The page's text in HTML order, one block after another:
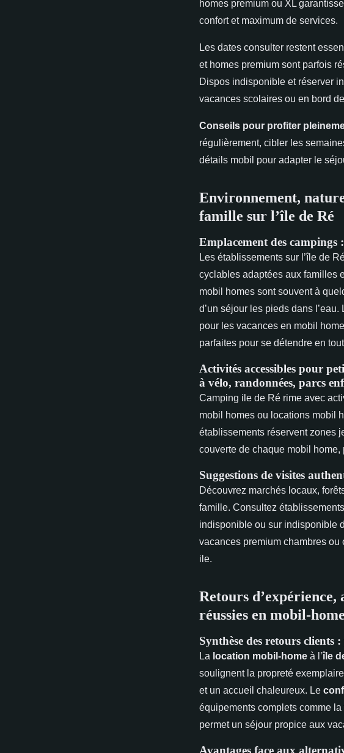
homes premium ou XL
confort et maximum de services.
Les dates consulter restent
et homes premium sont parfois
Dispos indisponible et réserver
vacances scolaires ou en bord
Conseils pour profiter
régulièrement, cibler les
détails mobil pour adapter le
Environnement,
famille sur l’île de Ré
Emplacement des campings
Les établissements sur l’île de
cyclables adaptées aux familles
mobil homes sont souvent à
d’un séjour les pieds dans
pour les vacances en mobil
parfaites pour se détendre en
Activités accessibles pour
à vélo, randonnées, parcs
Camping ile de Ré rime avec
mobil homes ou locations mobil
établissements réservent zones
couverte de chaque mobil
Suggestions de visites
Découvrez marchés locaux,
famille. Consultez
indisponible ou sur indisponible
vacances premium chambres
ile.
Retours d’expérience,
réussies en mobil-
Synthèse des retours
La location mobil-home à l’île
soulignent la propreté
et un accueil chaleureux. Le
équipements complets comme
permet un séjour propice aux
Avantages face aux